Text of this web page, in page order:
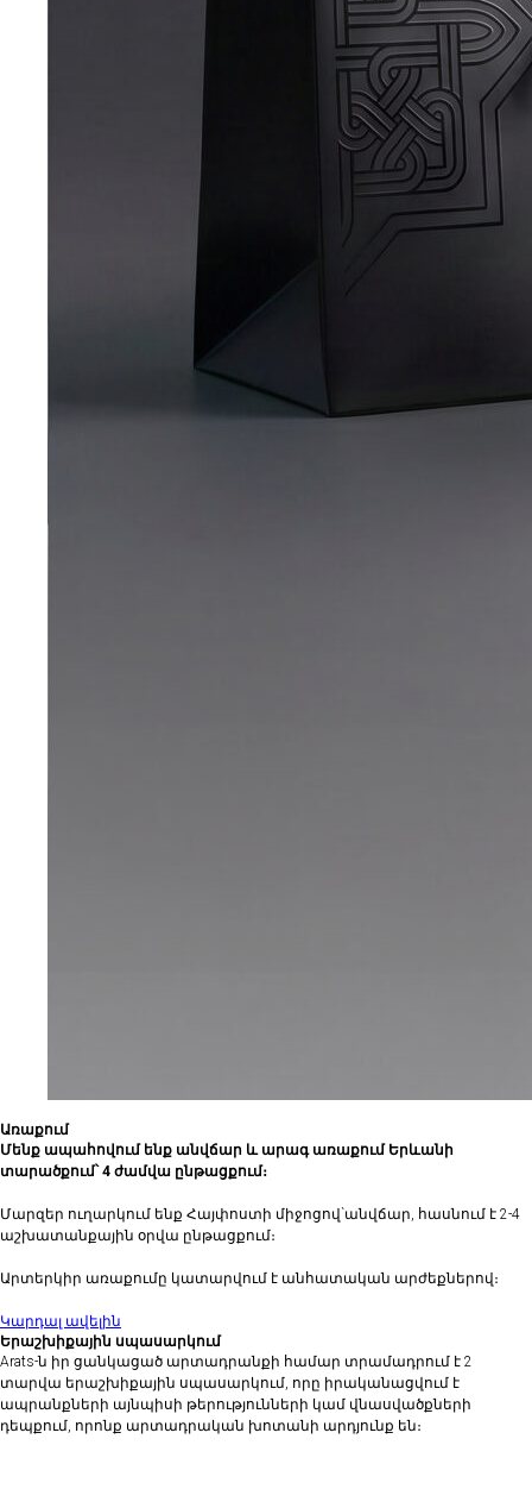
Առաքում
Մենք ապահովում ենք անվճար և արագ առաքում Երևանի
տարածքում՝ 4 ժամվա ընթացքում։
Մարզեր ուղարկում ենք Հայփոստի միջոցով`անվճար, հասնում է 2-4
աշխատանքային օրվա ընթացքում։
Արտերկիր առաքումը կատարվում է անհատական արժեքներով։
Կարդալ ավելին
Երաշխիքային սպասարկում
Arats-ն իր ցանկացած արտադրանքի համար տրամադրում է 2
տարվա երաշխիքային սպասարկում, որը իրականացվում է
ապրանքների այնպիսի թերությունների կամ վնասվածքների
դեպքում, որոնք արտադրական խոտանի արդյունք են։